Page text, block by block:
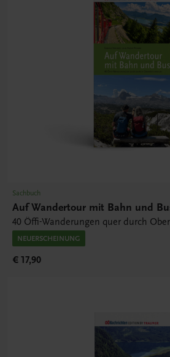
Sachbuch
Auf Wandertour mit Bahn und
40 Öffi-Wanderungen quer durch
NEUERSCHEINUNG
€ 17,90